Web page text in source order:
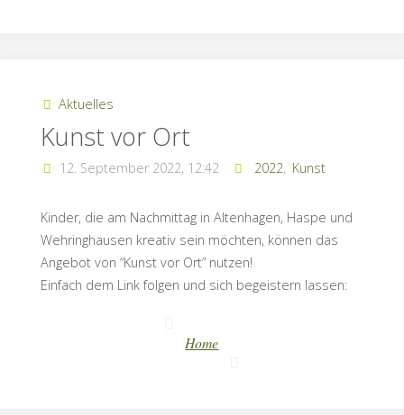
Aktuelles
Kunst vor Ort
12. September 2022, 12:42 2022, Kunst
Kinder, die am Nachmittag in Altenhagen, Haspe und
Wehringhausen kreativ sein möchten, können das
Angebot von “Kunst vor Ort” nutzen!
Einfach dem Link folgen und sich begeistern lassen:
Home